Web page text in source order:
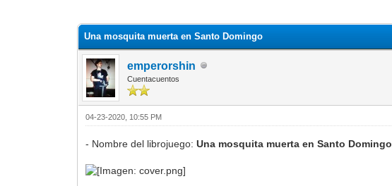
Una mosquita muerta en Santo Domingo
emperorshin
Cuentacuentos
04-23-2020, 10:55 PM
- Nombre del librojuego:Una mosquita muerta en Santo Domingo